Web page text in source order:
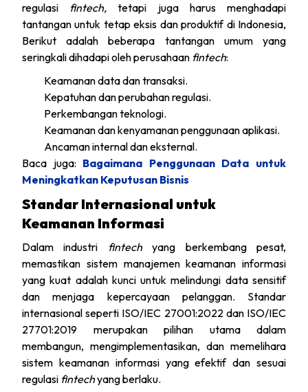
regulasi fintech,tetapi juga harus menghadapi
tantangan untuk tetap eksis dan produktif di Indonesia,
Berikut adalah beberapa tantangan umum yang
seringkali dihadapi oleh perusahaan fintech:
Keamanan data dan transaksi.
Kepatuhan dan perubahan regulasi.
Perkembangan teknologi.
Keamanan dan kenyamanan penggunaan aplikasi.
Ancaman internal dan eksternal.
Baca juga: Bagaimana Penggunaan Data untuk
Meningkatkan Keputusan Bisnis
Standar Internasional untuk
Keamanan Informasi
Dalam industri fintechyang berkembang pesat,
memastikan sistem manajemen keamanan informasi
yang kuat adalah kunci untuk melindungi data sensitif
dan menjaga kepercayaan pelanggan. Standar
internasional seperti ISO/IEC 27001:2022 dan ISO/IEC
27701:2019 merupakan pilihan utama dalam
membangun, mengimplementasikan, dan memelihara
sistem keamanan informasi yang efektif dan sesuai
regulasi fintechyang berlaku.